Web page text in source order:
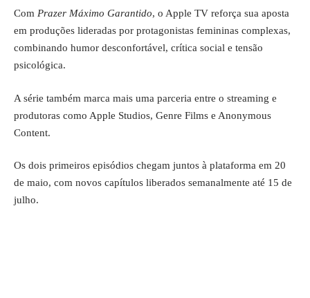
Com Prazer Máximo Garantido, o Apple TV reforça sua aposta
em produções lideradas por protagonistas femininas complexas,
combinando humor desconfortável, crítica social e tensão
psicológica.
A série também marca mais uma parceria entre o streaming e
produtoras como Apple Studios, Genre Films e Anonymous
Content.
Os dois primeiros episódios chegam juntos à plataforma em 20
de maio, com novos capítulos liberados semanalmente até 15 de
julho.